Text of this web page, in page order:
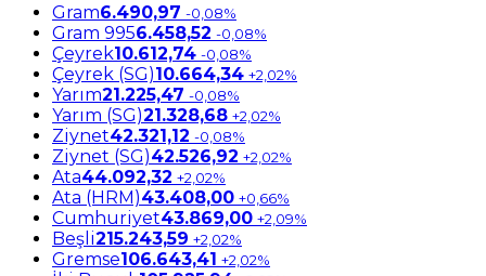
Gram6.490,97 -0,08%
Gram 9956.458,52 -0,08%
Çeyrek10.612,74 -0,08%
Çeyrek (SG)10.664,34 +2,02%
Yarım21.225,47 -0,08%
Yarım (SG)21.328,68 +2,02%
Ziynet42.321,12 -0,08%
Ziynet (SG)42.526,92 +2,02%
Ata44.092,32 +2,02%
Ata (HRM)43.408,00 +0,66%
Cumhuriyet43.869,00 +2,09%
Beşli215.243,59 +2,02%
Gremse106.643,41 +2,02%